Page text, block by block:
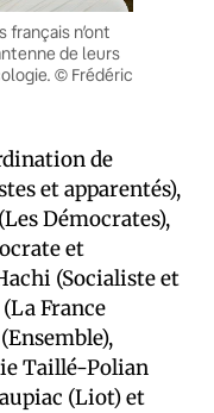
français n’ont
de leurs
© Frédéric
de
et apparentés),
Démocrates),
et
(Socialiste et
France
Taillé-Polian
(Liot) et